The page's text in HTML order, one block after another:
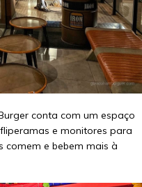
conta com um espaço
e monitores para
comem e bebem mais à